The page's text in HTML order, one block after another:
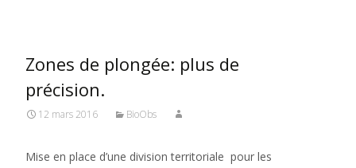
Zones de plongée: plus de
précision.
12 mars 2016 BioObs
Mise en place d’une division territoriale pour les